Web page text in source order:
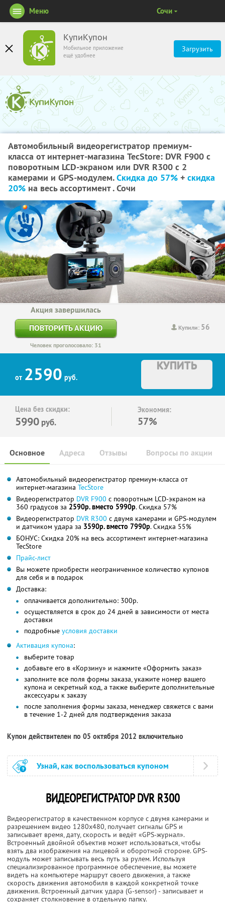
КупиКупон
Мобильное приложение
ещё удобнее
Загрузить
Меню Сочи
Автомобильный видеорегистратор премиум-
класса от интернет-магазина TecStore: DVR F900 с
поворотным LCD-экраном или DVR R300 с 2
камерами и GPS-модулем.Скидка до 57% + скидка
20% на весь ассортимент . Сочи
Купили: 56
Акция завершилась
ПОВТОРИТЬ АКЦИЮ
Человек проголосовало: 31
от 2590 руб.
КУПИТЬ
Цена без скидки:
5990 руб.
Экономия:
57%
Основное Отзывы Вопросы по акции
Адреса
Автомобильный видеорегистратор премиум-класса от
интернет-магазина TecStore
Видеорегистратор DVR F900 с поворотным LCD-экраном на
360 градусов за 2590р. вместо 5990р. Скидка 57%
Видеорегистратор DVR R300 с двумя камерами и GPS-модулем
и датчиком удара за 3590р. вместо 7990р. Скидка 55%
БОНУС: Скидка 20% на весь ассортимент интернет-магазина
TecStore
Прайс-лист
Вы можете приобрести неограниченное количество купонов
для себя и в подарок
Доставка:
оплачивается дополнительно: 300р.
осуществляется в срок до 24 дней в зависимости от места
доставки
подробные условия доставки
Активация купона:
выберите товар
добавьте его в «Корзину» и нажмите «Оформить заказ»
заполните все поля формы заказа, укажите номер вашего
купона и секретный код, а также выберите дополнительные
аксессуары к заказу
после заполнения формы заказа, менеджер свяжется с вами
в течение 1-2 дней для подтверждения заказа
Купон действителен по 05 октября 2012 включительно
Узнай, как воспользоваться купоном
ВИДЕОРЕГИСТРАТОР DVR R300
Видеорегистратор в качественном корпусе с двумя камерами и
разрешением видео 1280х480, получает сигналы GPS и
записывает время, дату, скорость и ведёт «GPS-журнал».
Встроенный двойной объектив может использоваться, чтобы
взять два изображения на лицевой и оборотной стороне. GPS-
модуль может записывать весь путь за рулем. Используя
специализированное программное обеспечение, вы можете
видеть на компьютере маршрут своего движения, а также
скорость движения автомобиля в каждой конкретной точке
движения. Встроенный датчик удара (G-sensor) - записывает и
сохраняет столкновение в отдельную папку.